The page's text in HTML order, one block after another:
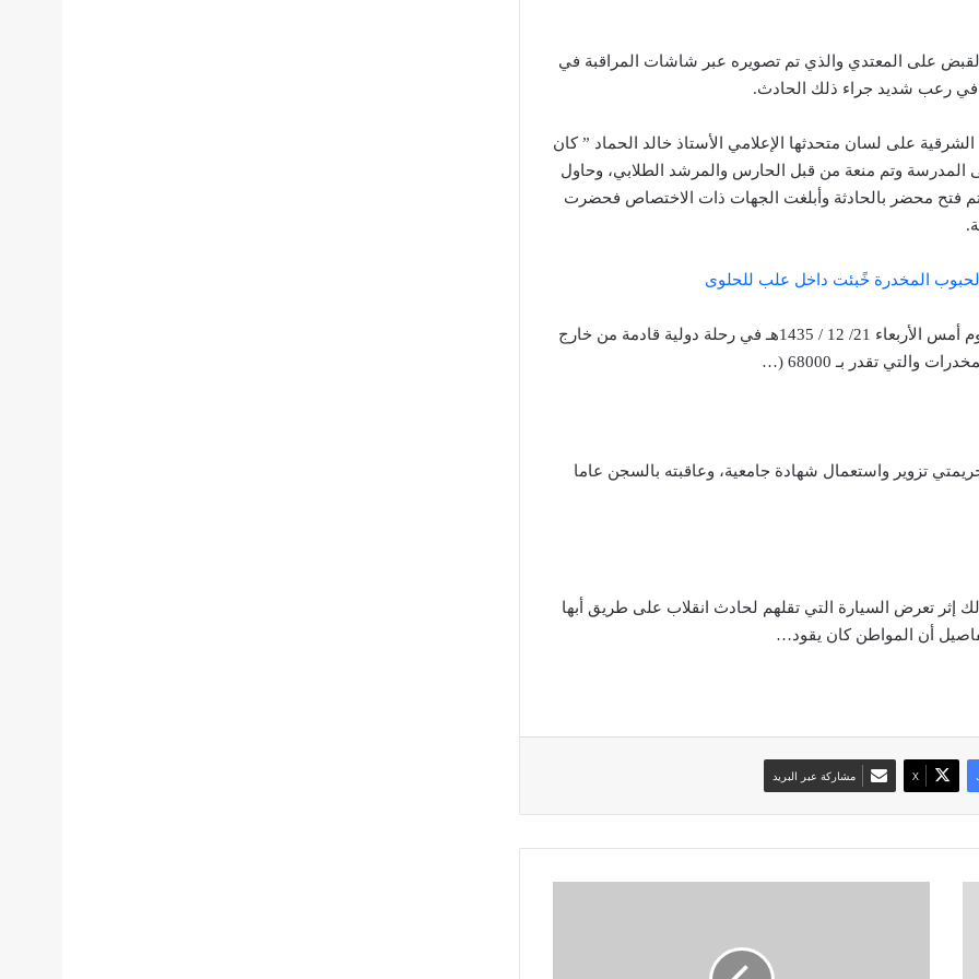
على المعتدي والذي تم تصويره عبر شاشات المراقبة في
في رعب شديد جراء ذلك الحادث.
على لسان متحدثها الإعلامي الأستاذ خالد الحماد ” كان
المدرسة وتم منعة من قبل الحارس والمرشد الطلابي، وحاول
تم فتح محضر بالحادثة وأبلغت الجهات ذات الاختصاص فحضرت
المخدرة خًبئت داخل علب للحلوى
كشفت مصادر صحفية أن جمارك مطار حائل ضبطت يوم أمس الأربعاء 21/ 12 / 1435هـ في رحلة دولية قادمة من خارج
تقدر بـ 68000 (…
تزوير واستعمال شهادة جامعية، وعاقبته بالسجن عاما
وذلك إثر تعرض السيارة التي تقلهم لحادث انقلاب على طريق أبها
أن المواطن كان يقود…
‫X مشاركة عبر البريد